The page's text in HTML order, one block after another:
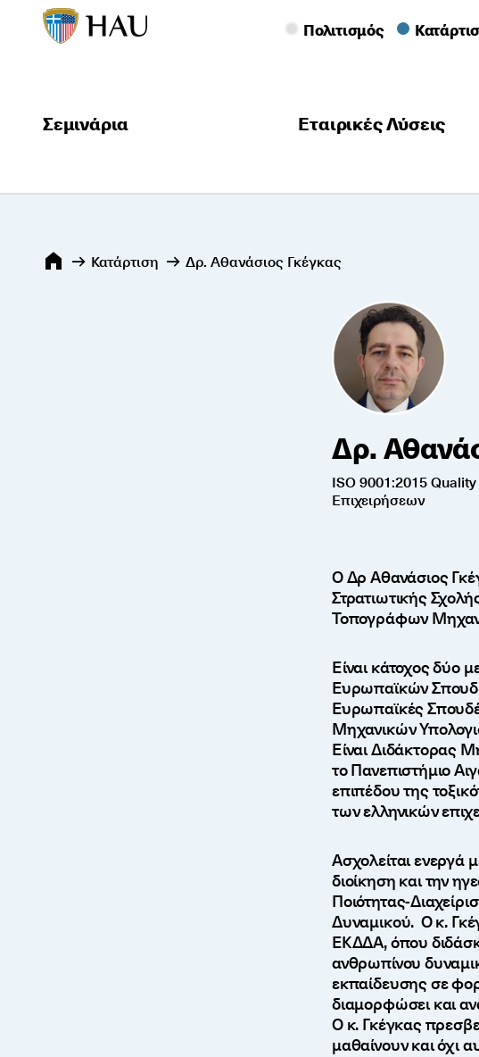
Πολιτισμός
Σεμινάρια Εταιρικές Λύσεις
Κατάρτιση Δρ. Αθανάσιος Γκέγκας
Δρ.
ISO 9001:2015
Επιχειρήσεων
Ο Δρ Αθανάσιος
Στρατιωτικής
Τοπογράφων
Είναι κάτοχος δύο
Ευρωπαϊκών
Ευρωπαϊκές
Μηχανικών
Είναι Διδάκτορας
το Πανεπιστήμιο
επιπέδου της
των ελληνικών
Ασχολείται ενεργά
διοίκηση και την
Ποιότητας-
Δυναμικού. Ο κ.
ΕΚΔΔΑ, όπου
ανθρωπίνου
εκπαίδευσης σε
διαμορφώσει και
Ο κ. Γκέγκας
μαθαίνουν και όχι